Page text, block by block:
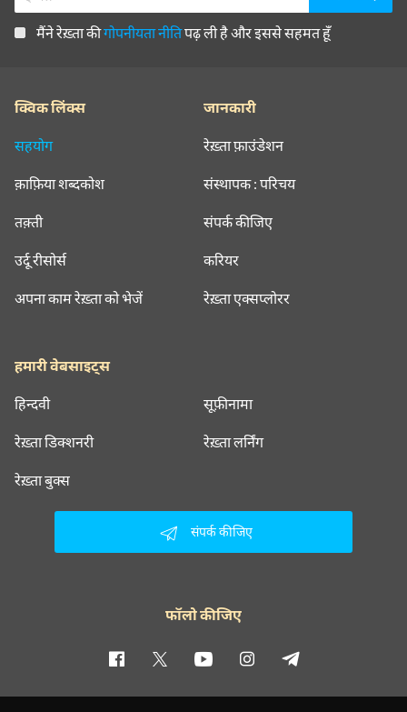
मैंने रेख़्ता कीगोपनीयता नीतिपढ़ ली है और इससे सहमत हूँ
क्विक लिंक्स
सहयोग
क़ाफ़िया शब्दकोश
तक़्ती
उर्दू रीसोर्स
अपना काम रेख़्ता को भेजें
जानकारी
रेख़्ता फ़ाउंडेशन
संस्थापक : परिचय
संपर्क कीजिए
करियर
रेख़्ता एक्सप्लोरर
हमारी वेबसाइट्स
हिन्दवी सूफ़ीनामा
रेख़्ता डिक्शनरी रेख़्ता लर्निंग
रेख़्ता बुक्स
संपर्क कीजिए
फॉलो कीजिए